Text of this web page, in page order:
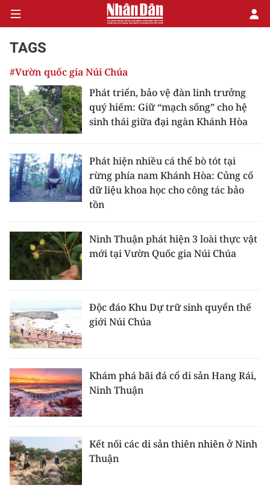
CHÍNH TRỊ
KINH TẾ
XÃ HỘI
PHÁP LUẬT
THẾ GIỚI
GIÁO DỤC
Y TẾ
KHOA HỌC - CÔNG NGHỆ
MÔI TRƯỜNG
KIỂM CHỨNG THÔNG TIN
TAGS
#Vườn quốc gia Núi Chúa
Phát triển, bảo vệ đàn linh trưởng
quý hiếm: Giữ “mạch sống” cho hệ
sinh thái giữa đại ngàn Khánh Hòa
Phát hiện nhiều cá thể bò tót tại
rừng phía nam Khánh Hòa: Củng cố
dữ liệu khoa học cho công tác bảo
tồn
Ninh Thuận phát hiện 3 loài thực vật
mới tại Vườn Quốc gia Núi Chúa
Độc đáo Khu Dự trữ sinh quyển thế
giới Núi Chúa
Khám phá bãi đá cổ di sản Hang Rái,
Ninh Thuận
Kết nối các di sản thiên nhiên ở Ninh
Thuận